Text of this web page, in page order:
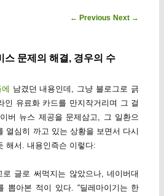
Post navigation
← Previous Next →
스 문제의 해결, 경우의 수
남겼던 내용인데, 그냥 블로그로 긁
인 유료화 카드를 만지작거리며 그 걸
버 뉴스 제공을 문제삼고, 그 일환으
열심히 까고 있는 상황을 보면서 다시
해서. 내용인즉슨 이렇다:
글로 써먹지는 않았으나, 네이버대
뽑아본 적이 있다. “딜레마이기는 한